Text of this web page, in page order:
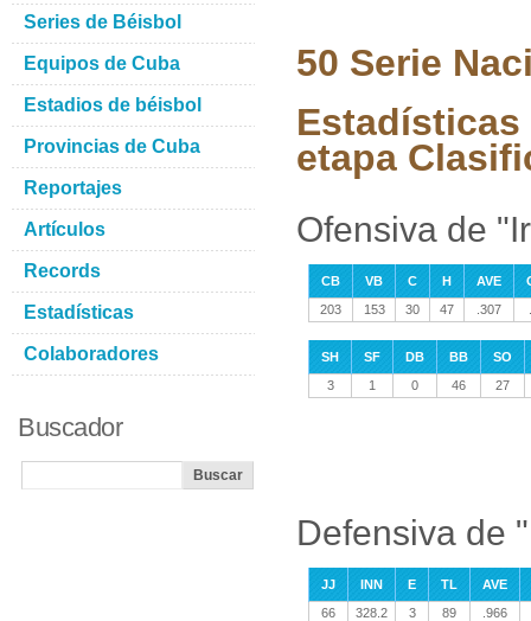
50 Serie
etapa
Ofensiva de
CB VB C H AVE
203
153 30 47 .307
SH SF DB BB
SO
3
1 0 46 27
Defensiva de
JJ INN E TL
AVE
66
328.2 3 89 .966
Series de Béisbol
Equipos de Cuba
Estadios de béisbol
Provincias de Cuba
Reportajes
Artículos
Records
Estadísticas
Colaboradores
Buscador